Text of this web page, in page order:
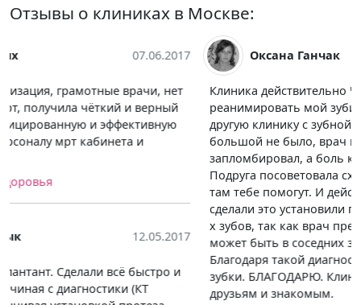
Отзывы о клиниках в Москве:
Оксана Ганчак 12.05.2017
Клиника действительно ЧУДО, здесь смогли
реанимировать мой зубик. Я вначале обратилась в
другую клинику с зубной болью, визуально дырки
большой не было, врач поковырялся, вроде
запломбировал, а боль как была, так и осталась.
Подруга посоветовала сходи в Клинику Чудо Доктор,
там тебе помогут. И действительно первое что мне
сделали это установили причину боли, выполнив КТ 3-
х зубов, так как врач предположил, что проблема
может быть в соседних зубах, и он не ошибся.
Благодаря такой диагностики челюсти, мне вылечили
зубки. БЛАГОДАРЮ. Клинику теперь рекомендую всем
друзьям и знакомым.